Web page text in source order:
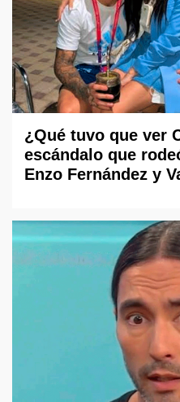
¿Qué tuvo que ver
escándalo que
Enzo Fernández y